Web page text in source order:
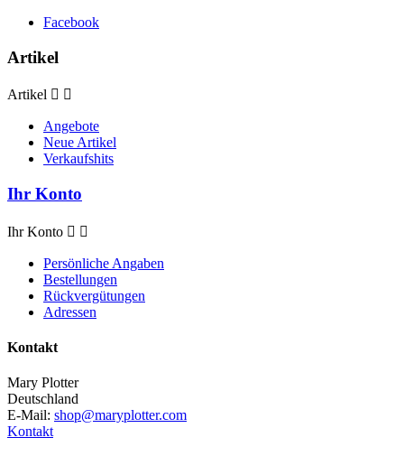
Facebook
Artikel
Artikel  
Angebote
Neue Artikel
Verkaufshits
Ihr Konto
Ihr Konto  
Persönliche Angaben
Bestellungen
Rückvergütungen
Adressen
Kontakt
Mary Plotter
Deutschland
E-Mail: shop@maryplotter.com
Kontakt